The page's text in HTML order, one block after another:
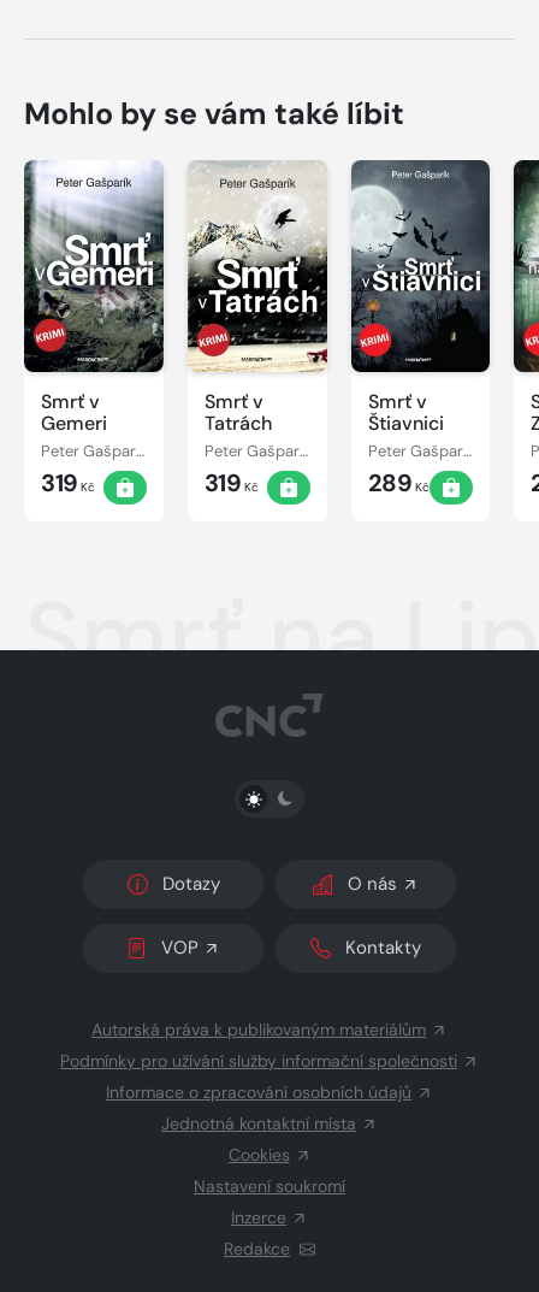
Mohlo by se vám také líbit
Smrť v
Gemeri
Peter Gašparík
319 Kč
Smrť v
Tatrách
Peter Gašparík
319 Kč
Smrť v
Štiavnici
Peter Gašparík
289 Kč
Smrť na
PŘEPNOUT SVĚTLÝ/TMAVÝ REŽIM
Dotazy O nás
VOP Kontakty
Autorská práva k publikovaným materiálům
Podmínky pro užívání služby informační společnosti
Informace o zpracování osobních údajů
Jednotná kontaktní místa
Cookies
Nastavení soukromí
Inzerce
Redakce